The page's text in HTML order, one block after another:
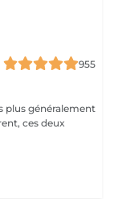
955
plus généralement
ces deux